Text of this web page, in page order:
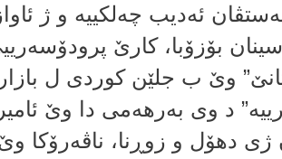
ئەدیب چەلکییه‌ و ژ
بۆزۆبا، کارێ
وێ ب جلێن كوردی ل
د وی بەرهەمی دا وێ
ژی دهۆل و زوڕنا، ناڤه‌رۆكا